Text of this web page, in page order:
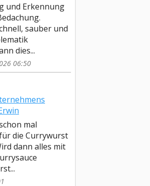
und Erkennung
sauber und
dies...
06:50
mal
die Currywurst
dann alles mit